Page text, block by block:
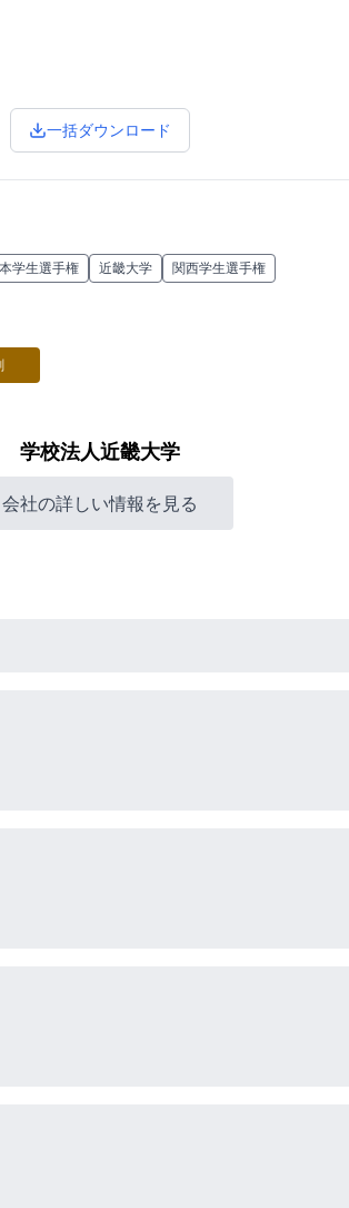
一括ダウンロード
学生選手権 近畿大学 関西学生選手権
学校法人近畿大学
会社の詳しい情報を見る